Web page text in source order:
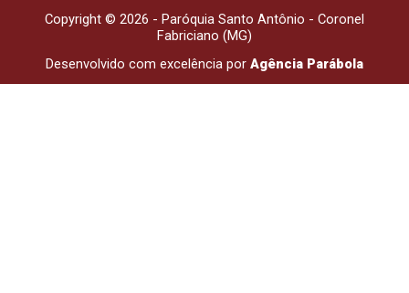
Copyright © 2026 - Paróquia Santo Antônio - Coronel
Fabriciano (MG)
Desenvolvido com excelência por Agência Parábola